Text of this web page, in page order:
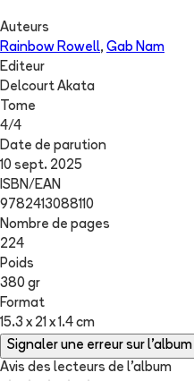
Auteurs
Rainbow Rowell, Gab Nam
Editeur
Delcourt Akata
Tome
4/4
Date de parution
10 sept. 2025
ISBN/EAN
9782413088110
Nombre de pages
224
Poids
380 gr
Format
15.3 x 21 x 1.4 cm
Signaler une erreur sur l'album
Avis des lecteurs de l'album